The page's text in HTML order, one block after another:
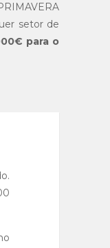
setor de
para o